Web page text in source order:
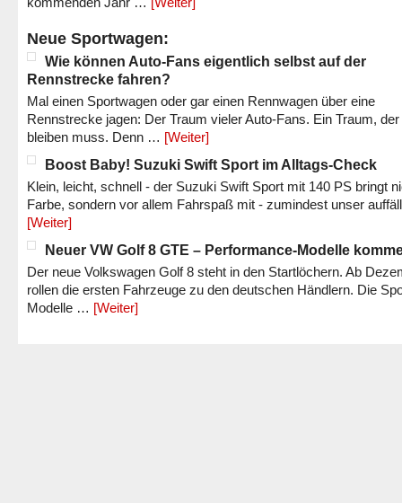
Neue Sportwagen:
Wie können Auto-Fans eigentlich selbst auf der
Rennstrecke fahren?
Mal einen Sportwagen oder gar einen Rennwagen über eine
Rennstrecke jagen: Der Traum vieler Auto-Fans. Ein Traum,
bleiben muss. Denn … [Weiter]
Boost Baby! Suzuki Swift Sport im Alltags-Check
Klein, leicht, schnell - der Suzuki Swift Sport mit 140 PS bringt
Farbe, sondern vor allem Fahrspaß mit - zumindest unser
[Weiter]
Neuer VW Golf 8 GTE – Performance-Modelle
Der neue Volkswagen Golf 8 steht in den Startlöchern. Ab
rollen die ersten Fahrzeuge zu den deutschen Händlern. Die
Modelle … [Weiter]